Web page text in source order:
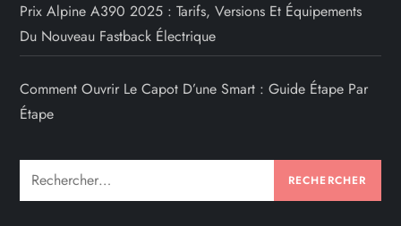
Prix Alpine A390 2025 : Tarifs, Versions Et Équipements
Du Nouveau Fastback Électrique
Comment Ouvrir Le Capot D’une Smart : Guide Étape Par
Étape
Rechercher :